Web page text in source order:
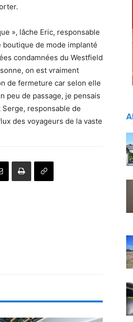
», lâche Eric, responsable
de mode implanté
condamnées du Westfield
on est vraiment
de fermeture car selon elle
peu de passage, je pensais
responsable de
des voyageurs de la vaste